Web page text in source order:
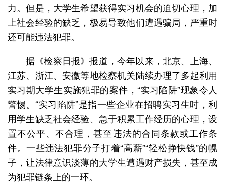
力。但是，大学生希望获得实习机会的迫切心理，加
上社会经验的缺乏，极易导致他们遭遇骗局，严重时
还可能违法犯罪。
据《检察日报》报道，今年以来，北京、上海、
江苏、浙江、安徽等地检察机关陆续办理了多起利用
实习期大学生实施犯罪的案件，“实习陷阱”现象令人
警惕。“实习陷阱”是指一些企业在招聘实习生时，利
用学生缺乏社会经验、急于积累工作经历的心理，设
置不公平、不合理，甚至违法的合同条款或工作条
件。一些违法犯罪分子打着“高薪”“轻松挣快钱”的幌
子，让法律意识淡薄的大学生遭遇财产损失，甚至成
为犯罪链条上的一环。